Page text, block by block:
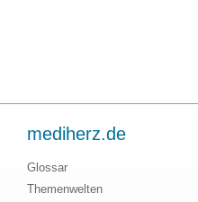
mediherz.de
Glossar
Themenwelten